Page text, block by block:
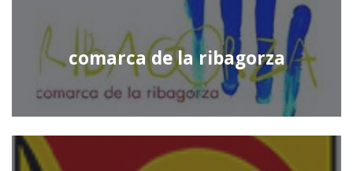
comarca de la ribagorza